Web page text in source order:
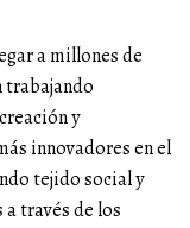
a millones de
trabajando
y
innovadores en el
tejido social y
través de los